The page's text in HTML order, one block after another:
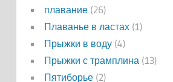
плавание(26)
Плаванье в ластах(1)
Прыжки в воду(4)
Прыжки с трамплина (13)
Пятиборье(2)